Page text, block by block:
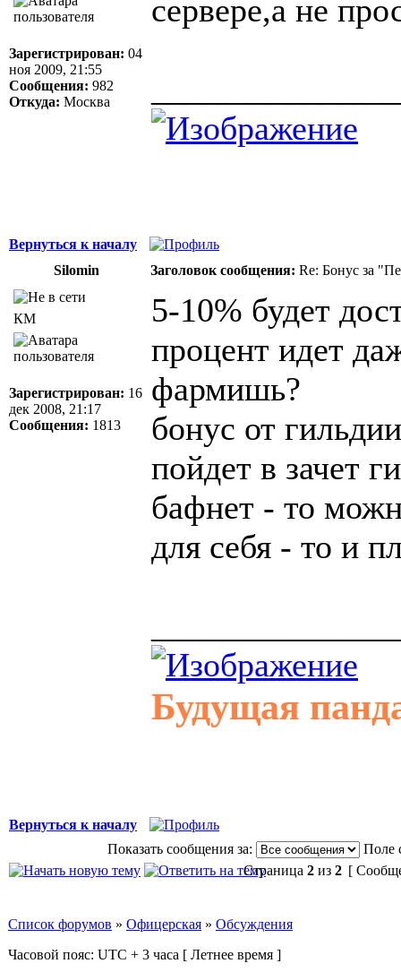
Зарегистрирован: 04
ноя 2009, 21:55
Сообщения: 982
Откуда: Москва
сервере,а не
Вернуться к началу
Silomin
Заголовок сообщения: Re: Бонус за
КМ
Зарегистрирован: 16
дек 2008, 21:17
Сообщения: 1813
5-10% будет
процент идет
фармишь?
бонус от
пойдет в зачет
бафнет - то
для себя - то и
Будущая
Вернуться к началу
Показать сообщения за:
Поле
Страница 2 из 2 [
Список форумов » Офицерская » Обсуждения
Часовой пояс: UTC + 3 часа [ Летнее время ]